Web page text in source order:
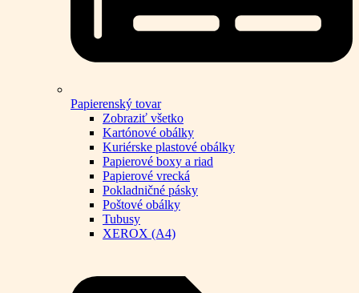
Papierenský tovar
Zobraziť všetko
Kartónové obálky
Kuriérske plastové obálky
Papierové boxy a riad
Papierové vrecká
Pokladničné pásky
Poštové obálky
Tubusy
XEROX (A4)